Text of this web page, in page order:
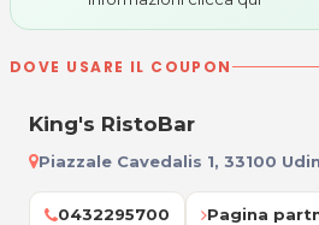
DOVE USARE IL COUPON
King's RistoBar
Piazzale Cavedalis 1, 33100
0432295700 Pagina